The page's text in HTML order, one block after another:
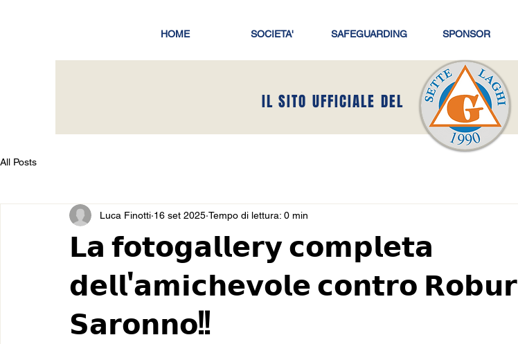
HOME SOCIETA' SAFEGUARDING SPONSOR
IL SITO UFFICIALE DEL
All Posts
𝗟𝗮 𝗳𝗼𝘁𝗼𝗴𝗮𝗹𝗹𝗲𝗿𝘆 𝗰𝗼𝗺𝗽𝗹𝗲𝘁𝗮
𝗱𝗲𝗹𝗹'𝗮𝗺𝗶𝗰𝗵𝗲𝘃𝗼𝗹𝗲 𝗰𝗼𝗻𝘁𝗿𝗼 𝗥𝗼𝗯𝘂𝗿
𝗦𝗮𝗿𝗼𝗻𝗻𝗼!!
Luca Finotti 16 set 2025 Tempo di lettura: 0 min